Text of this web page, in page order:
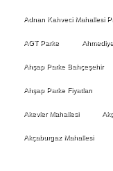
Adnan Kahveci Mahallesi
AGT Parke
Ahşap Parke Bahçeşehir
Ahşap Parke Fiyatları
Akevler Mahallesi
Akçaburgaz Mahallesi